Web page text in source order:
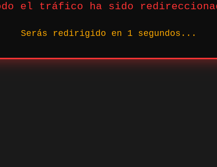
el tráfico ha sido
Serás redirigido en 1 segundos...